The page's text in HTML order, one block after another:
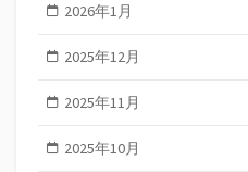
2026年1月
2025年12月
2025年11月
2025年10月